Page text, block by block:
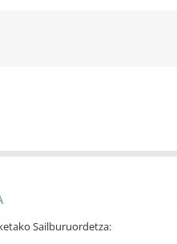
Sailburuordetza: